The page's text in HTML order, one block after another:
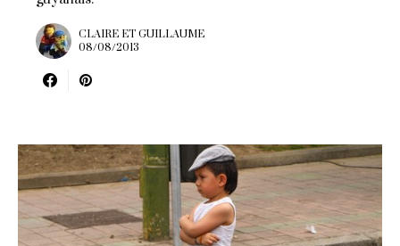
CLAIRE ET GUILLAUME
08/08/2013